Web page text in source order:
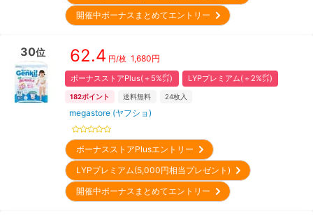
開催中ボーナスまとめてエントリー
30位 62.4 円/枚 1,680円
ボーナスストアPlus(＋5%㌽) LYPプレミアム(＋2%㌽)
182ポイント 送料無料 24枚入
megastore (ヤフショ)
ボーナスストアPlusエントリー
LYPプレミアム(5,000円相当プレゼント)
開催中ボーナスまとめてエントリー